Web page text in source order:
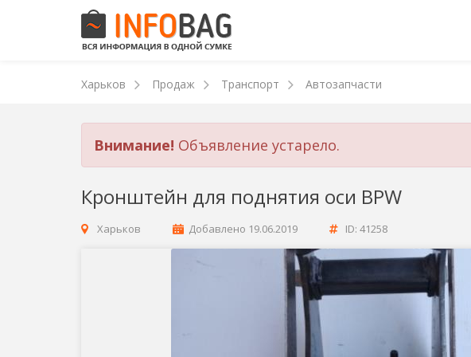
Харьков Продаж Транспорт Автозапчасти
Внимание! Объявление устарело.
Кронштейн для поднятия оси BPW
Харьков Добавлено 19.06.2019 ID: 41258